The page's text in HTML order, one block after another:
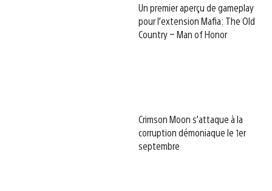
Un premier aperçu de gameplay
pour l’extension Mafia: The Old
Country – Man of Honor
Crimson Moon s’attaque à la
corruption démoniaque le 1er
septembre